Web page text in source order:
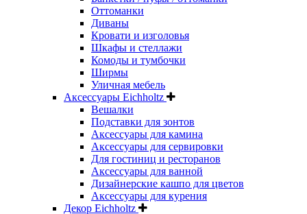
Оттоманки
Диваны
Кровати и изголовья
Шкафы и стеллажи
Комоды и тумбочки
Ширмы
Уличная мебель
Аксессуары Eichholtz
Вешалки
Подставки для зонтов
Аксессуары для камина
Аксессуары для сервировки
Для гостиниц и ресторанов
Аксессуары для ванной
Дизайнерские кашпо для цветов
Аксессуары для курения
Декор Eichholtz